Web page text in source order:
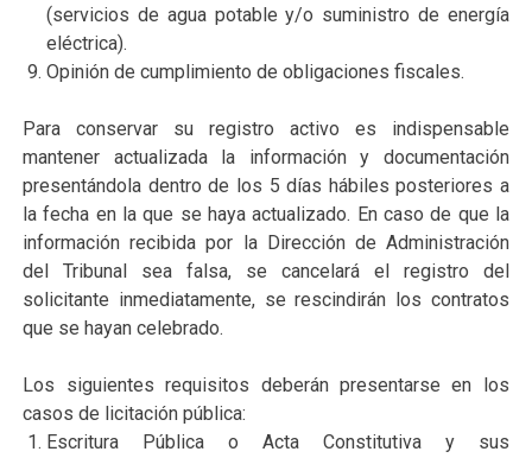
(servicios de agua potable y/o suministro de energía
eléctrica).
Opinión de cumplimiento de obligaciones fiscales.
Para conservar su registro activo es indispensable
mantener actualizada la información y documentación
presentándola dentro de los 5 días hábiles posteriores a
la fecha en la que se haya actualizado. En caso de que la
información recibida por la Dirección de Administración
del Tribunal sea falsa, se cancelará el registro del
solicitante inmediatamente, se rescindirán los contratos
que se hayan celebrado.
Los siguientes requisitos deberán presentarse en los
casos de licitación pública:
Escritura Pública o Acta Constitutiva y sus